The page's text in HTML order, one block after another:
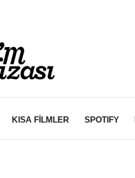
KISA FİLMLER SPOTIFY